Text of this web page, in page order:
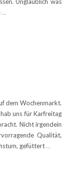
Unglaublich was
…
dem Wochenmarkt.
uns für Karfreitag
Nicht irgendein
Qualität,
gefüttert…